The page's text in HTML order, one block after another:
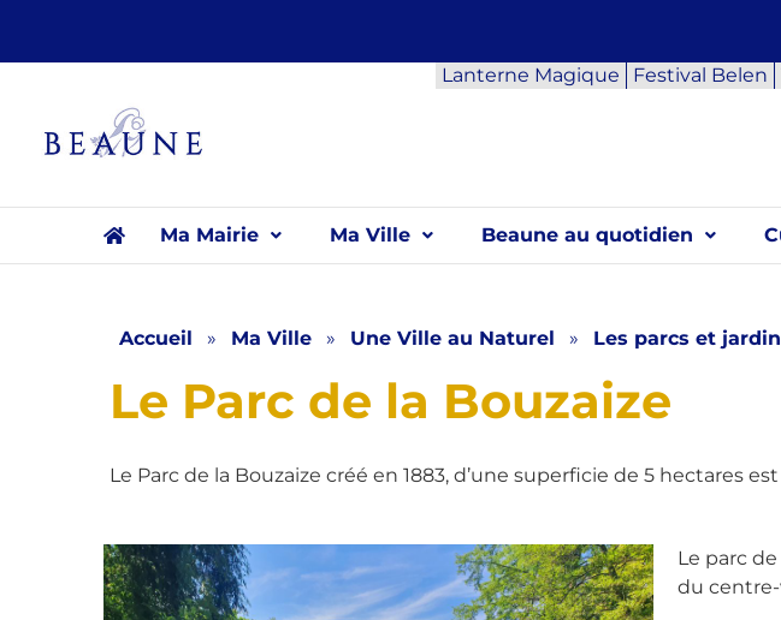
Lanterne Magique Festival Belen
Ma Mairie Ma Ville Beaune au quotidien
Accueil » Ma Ville » Une Ville au Naturel » Les parcs et
Le Parc de la Bouzaize
Le Parc de la Bouzaize créé en 1883, d’une superficie de 5 hectares
Le parc
du